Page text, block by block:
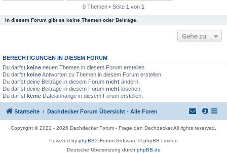
0 Themen • Seite 1 von 1
In diesem Forum gibt es keine Themen oder Beiträge.
Gehe zu
BERECHTIGUNGEN IN DIESEM FORUM
Du darfst keine neuen Themen in diesem Forum erstellen.
Du darfst keineAntworten zu Themen in diesem Forum erstellen.
Du darfst deine Beiträge in diesem Forum nicht ändern.
Du darfst deine Beiträge in diesem Forum nicht löschen.
Du darfst keine Dateianhänge in diesem Forum erstellen.
Startseite Dachdecker Forum Übersicht - Alle Foren
Copyright © 2022 - 2026 Dachdecker Forum - Frage den Dachdecker All rights reserved.
Powered by phpBB® Forum Software © phpBB Limited
Deutsche Übersetzung durch phpBB.de